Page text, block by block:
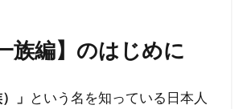
族編】 のはじめに
」 という名を知っている日本人
国際問題
国際勝共連合
医者裁判 裏金
賭博